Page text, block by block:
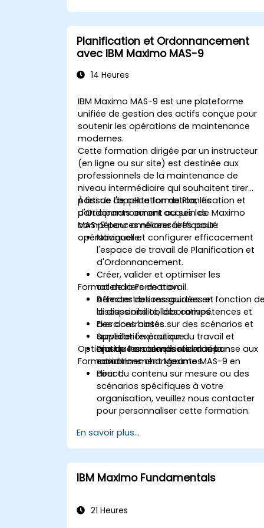
Planification et Ordonnancement
avec IBM Maximo MAS-9
14 Heures
IBM Maximo MAS-9 est une plateforme
unifiée de gestion des actifs conçue pour
soutenir les opérations de maintenance
modernes.
Cette formation dirigée par un instructeur
(en ligne ou sur site) est destinée aux
professionnels de la maintenance de
niveau intermédiaire qui souhaitent tirer
parti de l'application de Planification et
d'Ordonnancement au sein de Maximo
MAS-9 pour améliorer l'efficacité
opérationnelle.
À l'issue de cette formation, les
participants auront acquis les
compétences nécessaires pour :
Naviguer et configurer efficacement
l'espace de travail de Planification et
d'Ordonnancement.
Créer, valider et optimiser les
calendriers de travail.
Affecter des ressources en fonction de
la disponibilité, des compétences et
des contraintes.
Surveiller l'exécution du travail et
ajuster les calendriers en réponse aux
conditions changeantes.
Format de la Formation
Démonstrations guidées et
discussions collaboratives.
Exercices basés sur des scénarios et
application pratique.
Pratique en temps réel dans un
environnement Maximo MAS-9 en
direct.
Options de Personnalisation de la
Formation
Pour du contenu sur mesure ou des
scénarios spécifiques à votre
organisation, veuillez nous contacter
pour personnaliser cette formation.
En savoir plus...
IBM Maximo Fundamentals
21 Heures